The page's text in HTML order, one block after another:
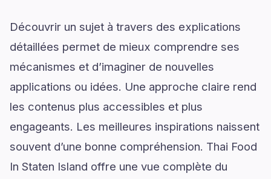
Découvrir un sujet à travers des explications
détaillées permet de mieux comprendre ses
mécanismes et d’imaginer de nouvelles
applications ou idées. Une approche claire rend
les contenus plus accessibles et plus
engageants. Les meilleures inspirations naissent
souvent d’une bonne compréhension. Thai Food
In Staten Island offre une vue complète du